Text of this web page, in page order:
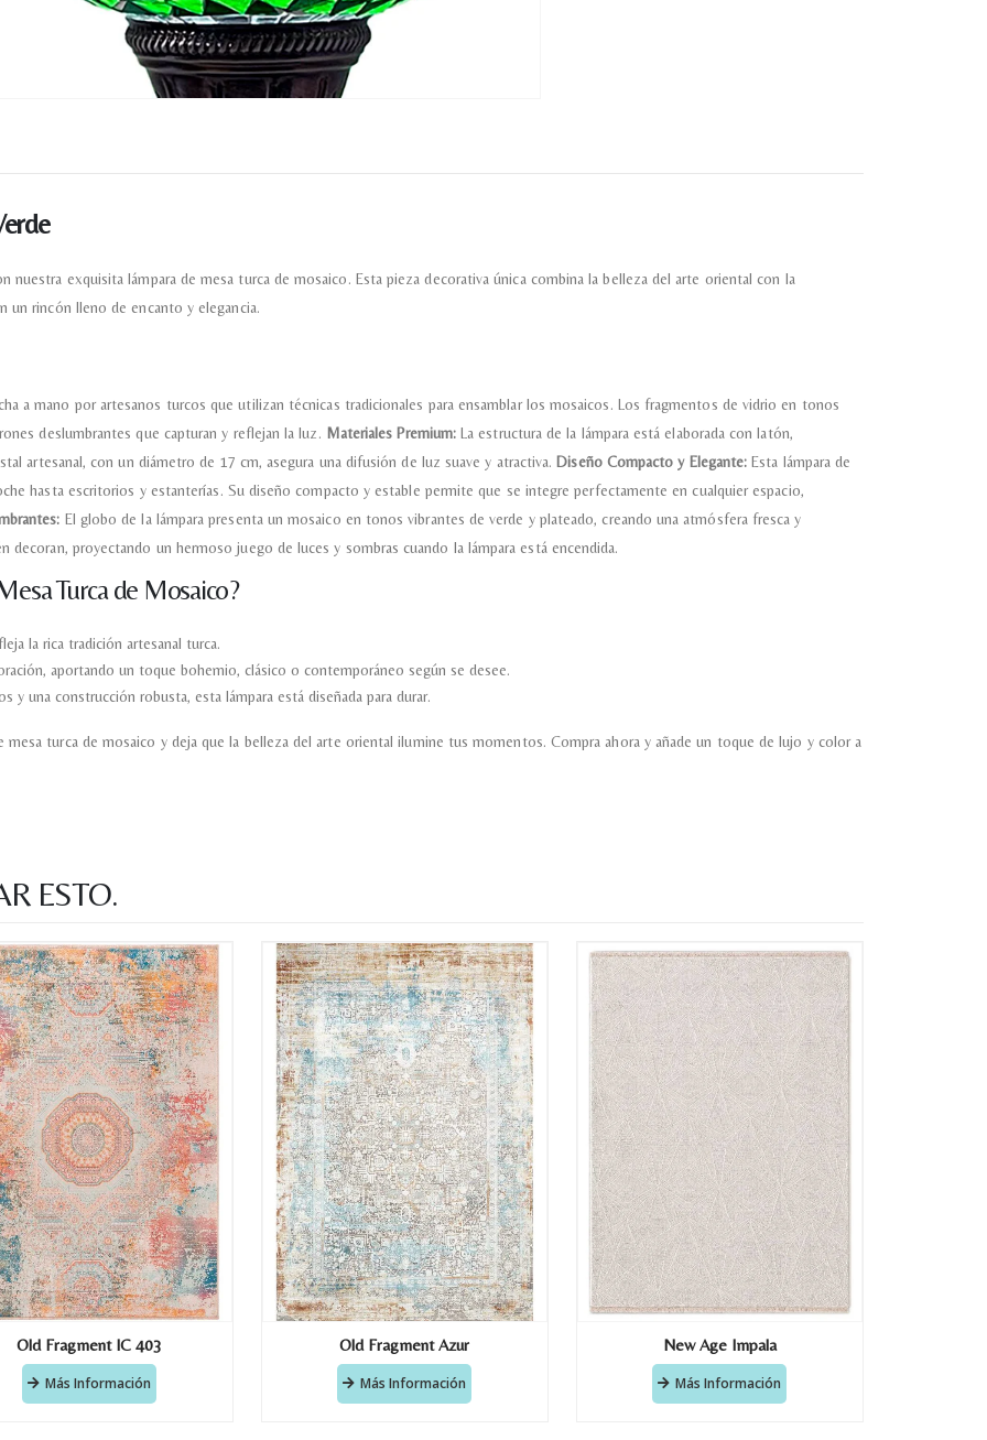
exquisita lámpara de mesa turca de mosaico. Esta pieza decorativa única combina la belleza del arte oriental con la
un rincón lleno de encanto y elegancia.
a mano por artesanos turcos que utilizan técnicas tradicionales para ensamblar los mosaicos. Los fragmentos de vidrio en tonos
deslumbrantes que capturan y reflejan la luz. Materiales Premium: La estructura de la lámpara está elaborada con latón,
artesanal, con un diámetro de 17 cm, asegura una difusión de luz suave y atractiva. Diseño Compacto y Elegante: Esta lámpara de
hasta escritorios y estanterías. Su diseño compacto y estable permite que se integre perfectamente en cualquier espacio,
El globo de la lámpara presenta un mosaico en tonos vibrantes de verde y plateado, creando una atmósfera fresca y
proyectando un hermoso juego de luces y sombras cuando la lámpara está encendida.
Turca de Mosaico?
la rica tradición artesanal turca.
aportando un toque bohemio, clásico o contemporáneo según se desee.
y una construcción robusta, esta lámpara está diseñada para durar.
mesa turca de mosaico y deja que la belleza del arte oriental ilumine tus momentos. Compra ahora y añade un toque de lujo y color a
ESTO.
Old Fragment IC 403
Más Información
Old Fragment Azur
Más Información
New Age Impala
Más Información